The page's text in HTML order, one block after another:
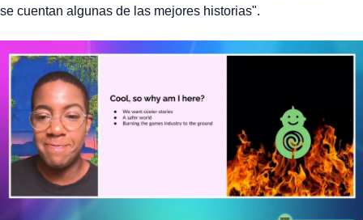
se cuentan algunas de las mejores historias".